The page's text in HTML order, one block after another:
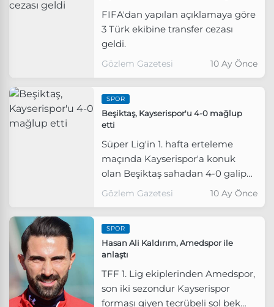
FIFA'dan yapılan açıklamaya göre
3 Türk ekibine transfer cezası
geldi.
Gözlem Gazetesi 10 Ay Önce
SPOR
Beşiktaş, Kayserispor'u 4-0 mağlup
etti
Süper Lig'in 1. hafta erteleme
maçında Kayserispor'a konuk
olan Beşiktaş sahadan 4-0 galip
ayrıldı.
Gözlem Gazetesi 10 Ay Önce
SPOR
Hasan Ali Kaldırım, Amedspor ile
anlaştı
TFF 1. Lig ekiplerinden Amedspor,
son iki sezondur Kayserispor
forması giyen tecrübeli sol bek